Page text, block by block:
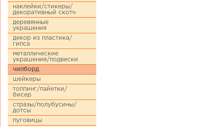
наклейки/стикеры/
декоративный скотч
деревянные
украшения
декор из пластика/
гипса
металлические
украшения/подвески
чипборд
шейкеры
топпинг/пайетки/
бисер
стразы/полубусины/
дотсы
пуговицы